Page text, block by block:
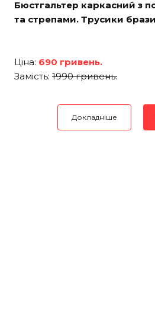
Бюстгальтер каркасний з
та стрепами. Трусики
Ціна: 690 гривень.
Замість: 1990 гривень.
Докладніше